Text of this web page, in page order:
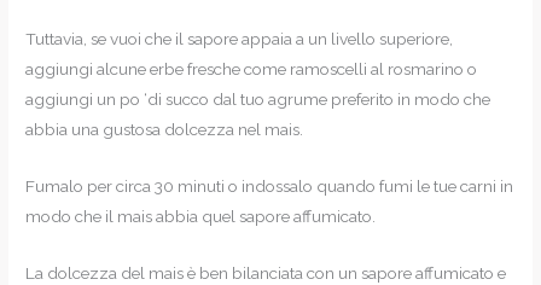
Tuttavia, se vuoi che il sapore appaia a un livello superiore,
aggiungi alcune erbe fresche come ramoscelli al rosmarino o
aggiungi un po ‘di succo dal tuo agrume preferito in modo che
abbia una gustosa dolcezza nel mais.
Fumalo per circa 30 minuti o indossalo quando fumi le tue carni in
modo che il mais abbia quel sapore affumicato.
La dolcezza del mais è ben bilanciata con un sapore affumicato e